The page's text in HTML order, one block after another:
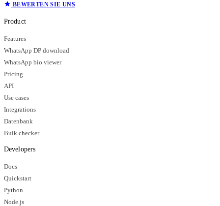
BEWERTEN SIE UNS
Product
Features
WhatsApp DP download
WhatsApp bio viewer
Pricing
API
Use cases
Integrations
Datenbank
Bulk checker
Developers
Docs
Quickstart
Python
Node.js